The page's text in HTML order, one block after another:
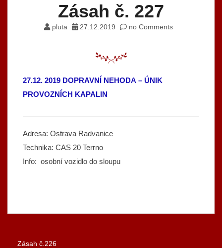
Zásah č. 227
pluta 27.12.2019 no Comments
27.12. 2019 DOPRAVNÍ NEHODA – ÚNIK
PROVOZNÍCH KAPALIN
Adresa: Ostrava Radvanice
Technika: CAS 20 Terrno
Info: osobní vozidlo do sloupu
Zásah č.226